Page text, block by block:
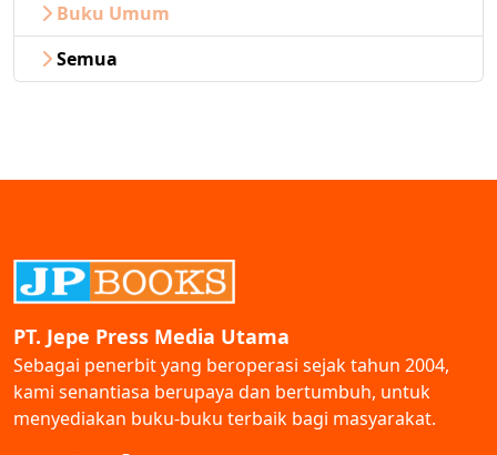
Buku Umum
Semua
PT. Jepe Press Media Utama
Sebagai penerbit yang beroperasi sejak tahun 2004,
kami senantiasa berupaya dan bertumbuh, untuk
menyediakan buku-buku terbaik bagi masyarakat.